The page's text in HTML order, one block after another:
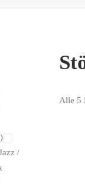
/
Alle 5